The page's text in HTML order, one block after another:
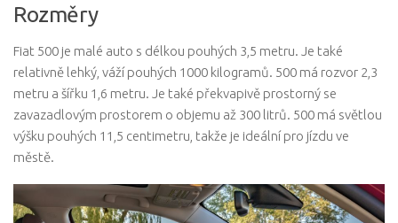
Rozměry
Fiat 500 je malé auto s délkou pouhých 3,5 metru. Je také
relativně lehký, váží pouhých 1000 kilogramů. 500 má rozvor 2,3
metru a šířku 1,6 metru. Je také překvapivě prostorný se
zavazadlovým prostorem o objemu až 300 litrů. 500 má světlou
výšku pouhých 11,5 centimetru, takže je ideální pro jízdu ve
městě.